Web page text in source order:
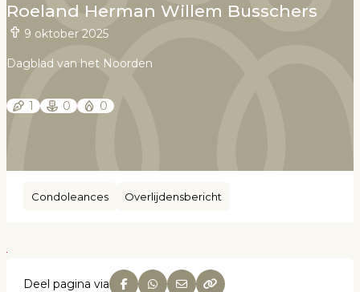
Roeland Herman Willem Busschers
9 oktober 2025
Dagblad van het Noorden
1 0 0
Condoleances Overlijdensbericht
Deel pagina via